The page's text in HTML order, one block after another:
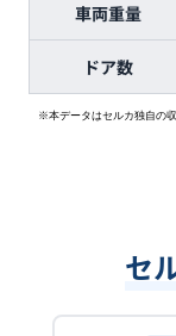
車両重量
ドア数
※本データはセルカ独自の
セ